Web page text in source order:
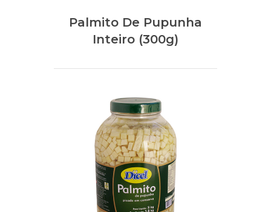
Palmito De Pupunha
Inteiro (300g)